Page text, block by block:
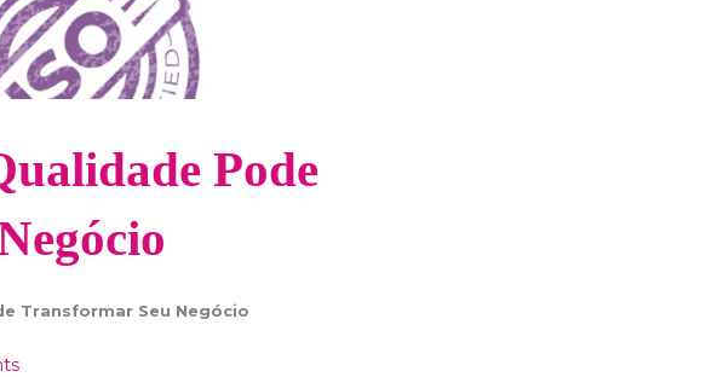
Pode
Transformar Seu Negócio